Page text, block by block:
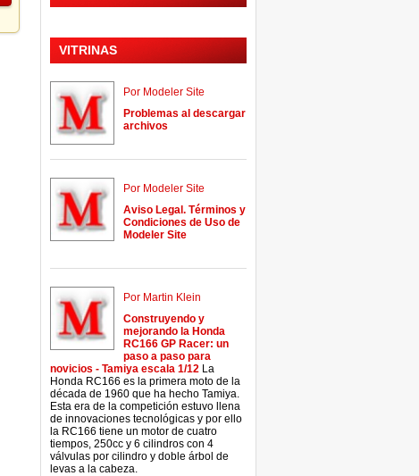
VITRINAS
Por Modeler Site
Problemas al descargar
archivos
Por Modeler Site
Aviso Legal. Términos y
Condiciones de Uso de
Modeler Site
Por Martin Klein
Construyendo y
mejorando la Honda
RC166 GP Racer: un
paso a paso para
novicios - Tamiya escala 1/12 La
Honda RC166 es la primera moto de la
década de 1960 que ha hecho Tamiya.
Esta era de la competición estuvo llena
de innovaciones tecnológicas y por ello
la RC166 tiene un motor de cuatro
tiempos, 250cc y 6 cilindros con 4
válvulas por cilindro y doble árbol de
levas a la cabeza.